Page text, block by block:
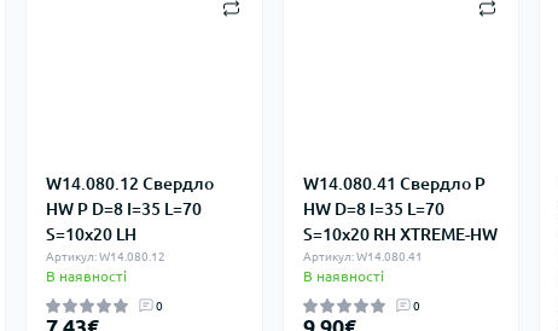
W14.080.12 Свердло
HW P D=8 I=35 L=70
S=10x20 LH
Артикул: W14.080.12
В наявності
0
7.43€
W14.080.41 Свердло P
HW D=8 I=35 L=70
S=10x20 RH XTREME-HW
Артикул: W14.080.41
В наявності
0
9.90€